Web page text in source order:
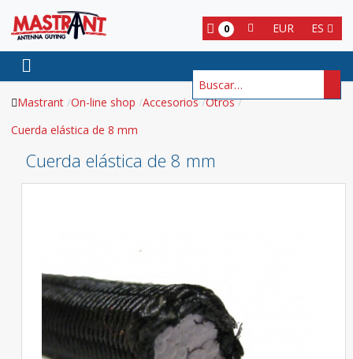
ES
EUR
0
Buscar
Mastrant On-line shop Accesorios Otros
Cuerda elástica de 8 mm
Cuerda elástica de 8 mm